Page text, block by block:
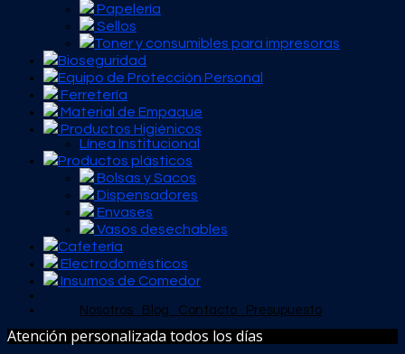
Papelería
Sellos
Toner y consumibles para impresoras
Bioseguridad
Equipo de Protección Personal
Ferretería
Material de Empaque
Productos Higiénicos
Línea Institucional
Productos plásticos
Bolsas y Sacos
Dispensadores
Envases
Vasos desechables
Cafetería
Electrodomésticos
Insumos de Comedor
Nosotros Blog Contacto Presupuesto
Atención personalizada todos los días